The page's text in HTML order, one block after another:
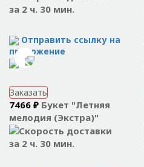
за 2 ч. 30 мин.
Отправить ссылку на
приложение
Заказать
7466 ₽ Букет "Летняя
мелодия (Экстра)"
за 2 ч. 30 мин.